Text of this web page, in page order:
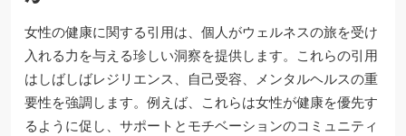
女性の健康に関する引用は、個人がウェルネスの旅を受け
入れる力を与える珍しい洞察を提供します。これらの引用
はしばしばレジリエンス、自己受容、メンタルヘルスの重
要性を強調します。例えば、これらは女性が健康を優先す
るように促し、サポートとモチベーションのコミュニティ